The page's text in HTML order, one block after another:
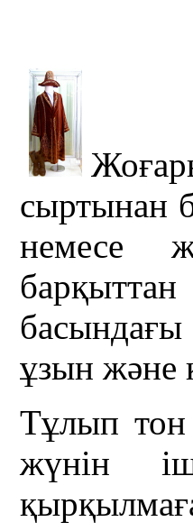
сыртынан
немесе
басындағы
ұзын және
Тұлып тон
жүнін